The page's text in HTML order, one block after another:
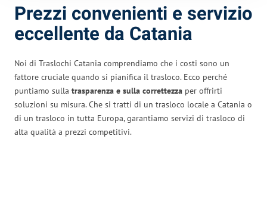
Prezzi convenienti e servizio
eccellente da Catania
Noi di Traslochi Catania comprendiamo che i costi sono un
fattore cruciale quando si pianifica il trasloco. Ecco perché
puntiamo sulla trasparenza e sulla correttezza per offrirti
soluzioni su misura. Che si tratti di un trasloco locale a Catania o
di un trasloco in tutta Europa, garantiamo servizi di trasloco di
alta qualità a prezzi competitivi.